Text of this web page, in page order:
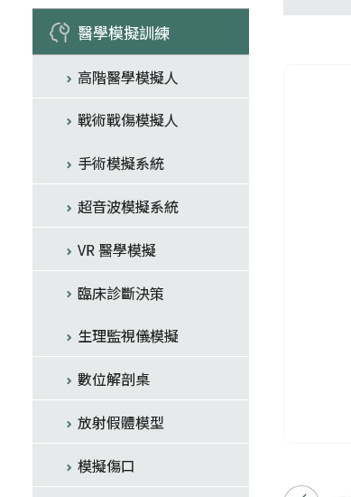
醫學模擬訓練
高階醫學模擬人
戰術戰傷模擬人
手術模擬系統
超音波模擬系統
VR 醫學模擬
臨床診斷決策
生理監視儀模擬
數位解剖桌
放射假體模型
模擬傷口